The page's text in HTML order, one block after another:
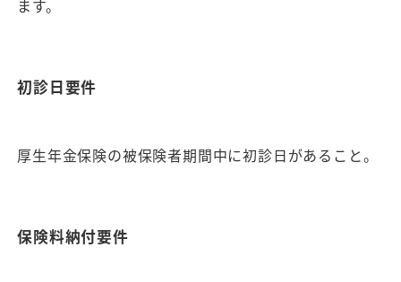
ます。
初診日要件
厚生年金保険の被保険者期間中に初診日があること。
保険料納付要件